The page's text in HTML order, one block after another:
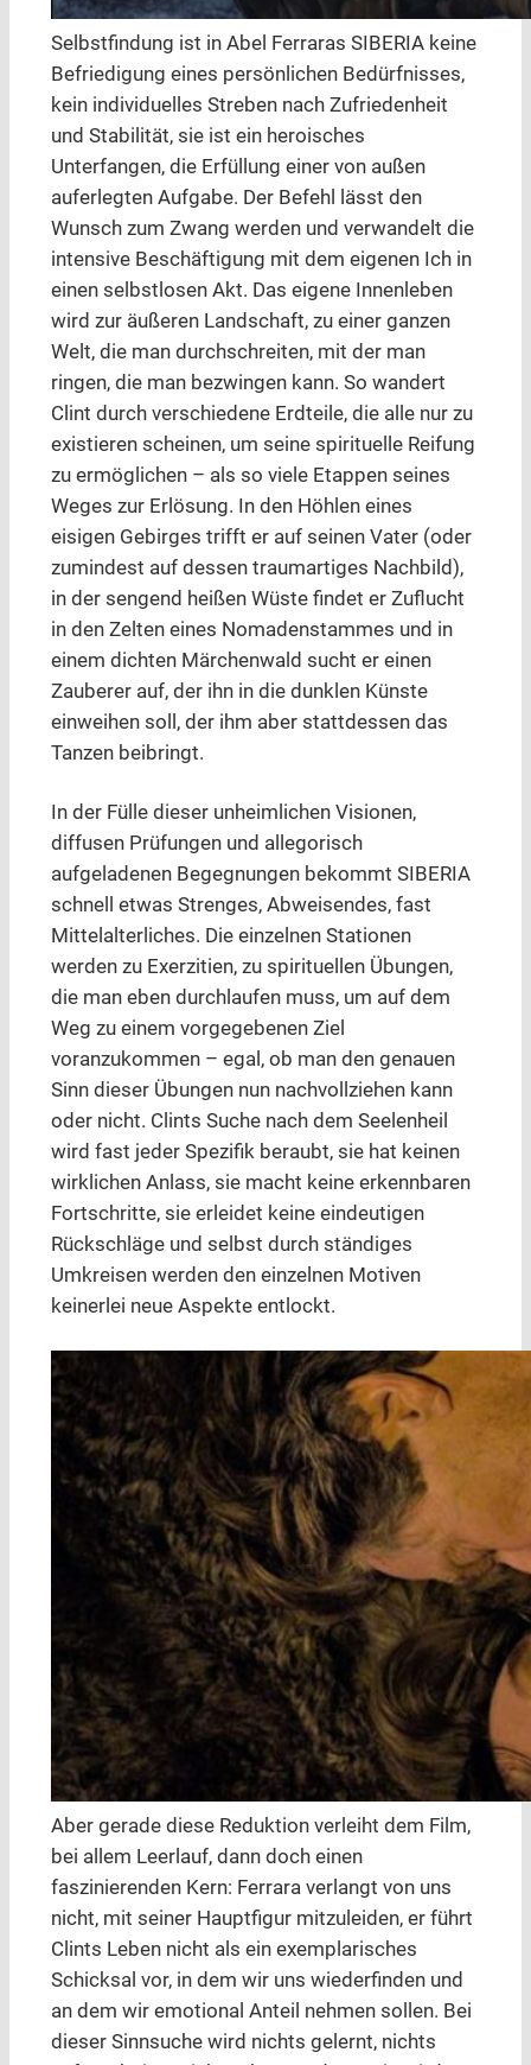
Selbstfindung ist in Abel Ferraras SIBERIA keine
Befriedigung eines persönlichen Bedürfnisses,
kein individuelles Streben nach Zufriedenheit
und Stabilität, sie ist ein heroisches
Unterfangen, die Erfüllung einer von außen
auferlegten Aufgabe. Der Befehl lässt den
Wunsch zum Zwang werden und verwandelt die
intensive Beschäftigung mit dem eigenen Ich in
einen selbstlosen Akt. Das eigene Innenleben
wird zur äußeren Landschaft, zu einer ganzen
Welt, die man durchschreiten, mit der man
ringen, die man bezwingen kann. So wandert
Clint durch verschiedene Erdteile, die alle nur zu
existieren scheinen, um seine spirituelle Reifung
zu ermöglichen – als so viele Etappen seines
Weges zur Erlösung. In den Höhlen eines
eisigen Gebirges trifft er auf seinen Vater (oder
zumindest auf dessen traumartiges Nachbild),
in der sengend heißen Wüste findet er Zuflucht
in den Zelten eines Nomadenstammes und in
einem dichten Märchenwald sucht er einen
Zauberer auf, der ihn in die dunklen Künste
einweihen soll, der ihm aber stattdessen das
Tanzen beibringt.
In der Fülle dieser unheimlichen Visionen,
diffusen Prüfungen und allegorisch
aufgeladenen Begegnungen bekommt SIBERIA
schnell etwas Strenges, Abweisendes, fast
Mittelalterliches. Die einzelnen Stationen
werden zu Exerzitien, zu spirituellen Übungen,
die man eben durchlaufen muss, um auf dem
Weg zu einem vorgegebenen Ziel
voranzukommen – egal, ob man den genauen
Sinn dieser Übungen nun nachvollziehen kann
oder nicht. Clints Suche nach dem Seelenheil
wird fast jeder Spezifik beraubt, sie hat keinen
wirklichen Anlass, sie macht keine erkennbaren
Fortschritte, sie erleidet keine eindeutigen
Rückschläge und selbst durch ständiges
Umkreisen werden den einzelnen Motiven
keinerlei neue Aspekte entlockt.
Aber gerade diese Reduktion verleiht dem Film,
bei allem Leerlauf, dann doch einen
faszinierenden Kern: Ferrara verlangt von uns
nicht, mit seiner Hauptfigur mitzuleiden, er führt
Clints Leben nicht als ein exemplarisches
Schicksal vor, in dem wir uns wiederfinden und
an dem wir emotional Anteil nehmen sollen. Bei
dieser Sinnsuche wird nichts gelernt, nichts